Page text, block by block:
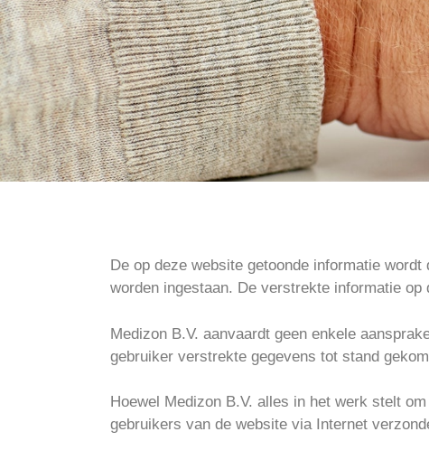
Disclaime
r
De op deze website getoonde informatie
worden ingestaan. De verstrekte informatie
Medizon B.V. aanvaardt geen enkele
gebruiker verstrekte gegevens tot stand
Hoewel Medizon B.V. alles in het werk stelt
gebruikers van de website via Internet